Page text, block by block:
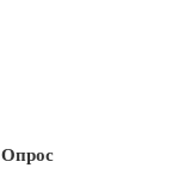
Опрос